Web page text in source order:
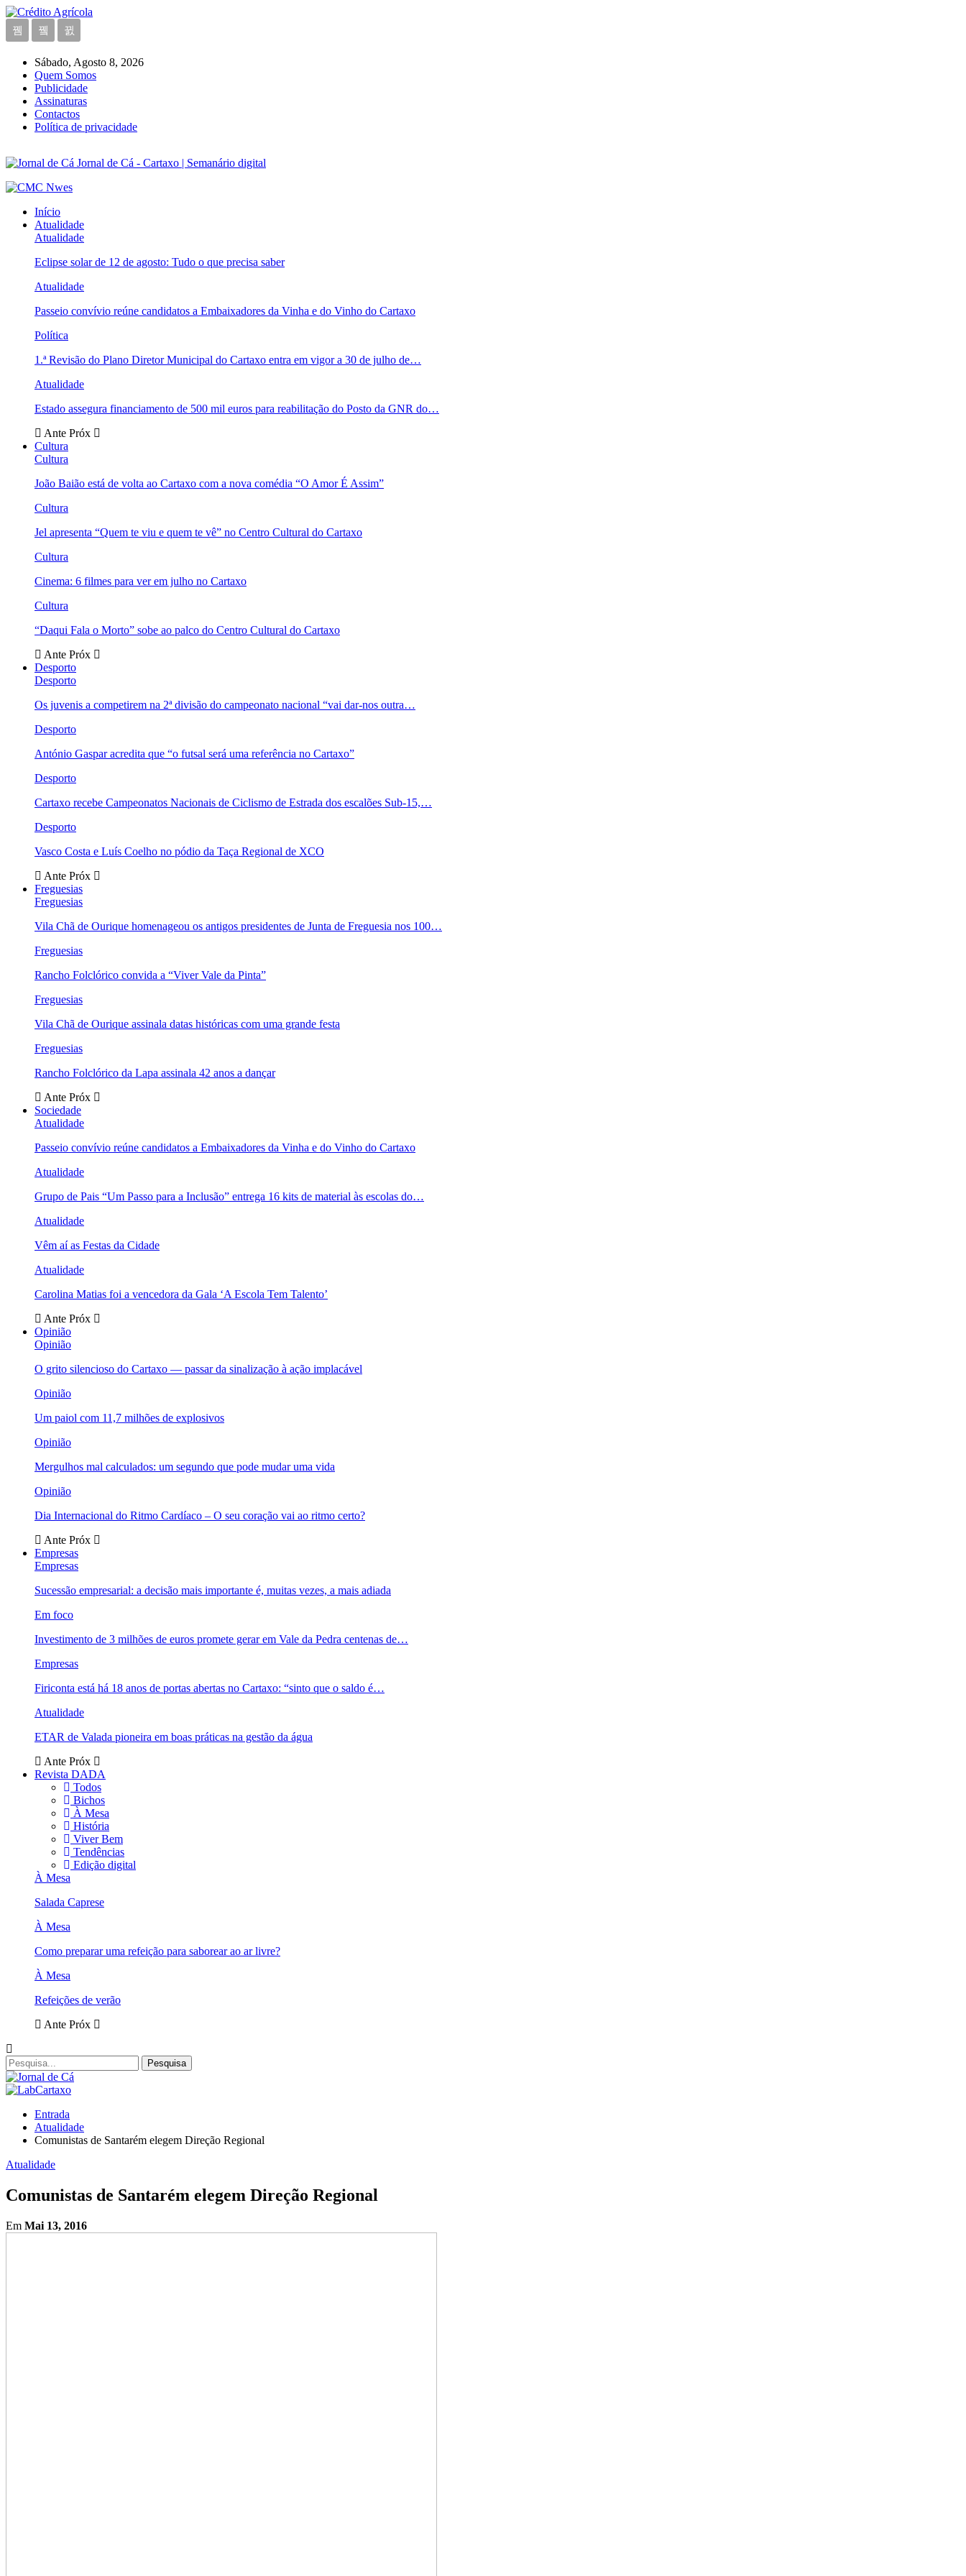
Sábado, Agosto 8, 2026
Quem Somos
Publicidade
Assinaturas
Contactos
Política de privacidade
Jornal de Cá - Cartaxo | Semanário digital
Início
Atualidade
Atualidade
Eclipse solar de 12 de agosto: Tudo o que precisa saber
Atualidade
Passeio convívio reúne candidatos a Embaixadores da Vinha e do Vinho do Cartaxo
Política
1.ª Revisão do Plano Diretor Municipal do Cartaxo entra em vigor a 30 de julho de…
Atualidade
Estado assegura financiamento de 500 mil euros para reabilitação do Posto da GNR do…
Ante Próx
Cultura
Cultura
João Baião está de volta ao Cartaxo com a nova comédia “O Amor É Assim”
Cultura
Jel apresenta “Quem te viu e quem te vê” no Centro Cultural do Cartaxo
Cultura
Cinema: 6 filmes para ver em julho no Cartaxo
Cultura
“Daqui Fala o Morto” sobe ao palco do Centro Cultural do Cartaxo
Ante Próx
Desporto
Desporto
Os juvenis a competirem na 2ª divisão do campeonato nacional “vai dar-nos outra…
Desporto
António Gaspar acredita que “o futsal será uma referência no Cartaxo”
Desporto
Cartaxo recebe Campeonatos Nacionais de Ciclismo de Estrada dos escalões Sub-15,…
Desporto
Vasco Costa e Luís Coelho no pódio da Taça Regional de XCO
Ante Próx
Freguesias
Freguesias
Vila Chã de Ourique homenageou os antigos presidentes de Junta de Freguesia nos 100…
Freguesias
Rancho Folclórico convida a “Viver Vale da Pinta”
Freguesias
Vila Chã de Ourique assinala datas históricas com uma grande festa
Freguesias
Rancho Folclórico da Lapa assinala 42 anos a dançar
Ante Próx
Sociedade
Atualidade
Passeio convívio reúne candidatos a Embaixadores da Vinha e do Vinho do Cartaxo
Atualidade
Grupo de Pais “Um Passo para a Inclusão” entrega 16 kits de material às escolas do…
Atualidade
Vêm aí as Festas da Cidade
Atualidade
Carolina Matias foi a vencedora da Gala ‘A Escola Tem Talento’
Ante Próx
Opinião
Opinião
O grito silencioso do Cartaxo — passar da sinalização à ação implacável
Opinião
Um paiol com 11,7 milhões de explosivos
Opinião
Mergulhos mal calculados: um segundo que pode mudar uma vida
Opinião
Dia Internacional do Ritmo Cardíaco – O seu coração vai ao ritmo certo?
Ante Próx
Empresas
Empresas
Sucessão empresarial: a decisão mais importante é, muitas vezes, a mais adiada
Em foco
Investimento de 3 milhões de euros promete gerar em Vale da Pedra centenas de…
Empresas
Firiconta está há 18 anos de portas abertas no Cartaxo: “sinto que o saldo é…
Atualidade
ETAR de Valada pioneira em boas práticas na gestão da água
Ante Próx
Revista DADA
Todos
Bichos
À Mesa
História
Viver Bem
Tendências
Edição digital
À Mesa
Salada Caprese
À Mesa
Como preparar uma refeição para saborear ao ar livre?
À Mesa
Refeições de verão
Ante Próx
Entrada
Atualidade
Comunistas de Santarém elegem Direção Regional
Atualidade
Comunistas de Santarém elegem Direção Regional
Em Mai 13, 2016